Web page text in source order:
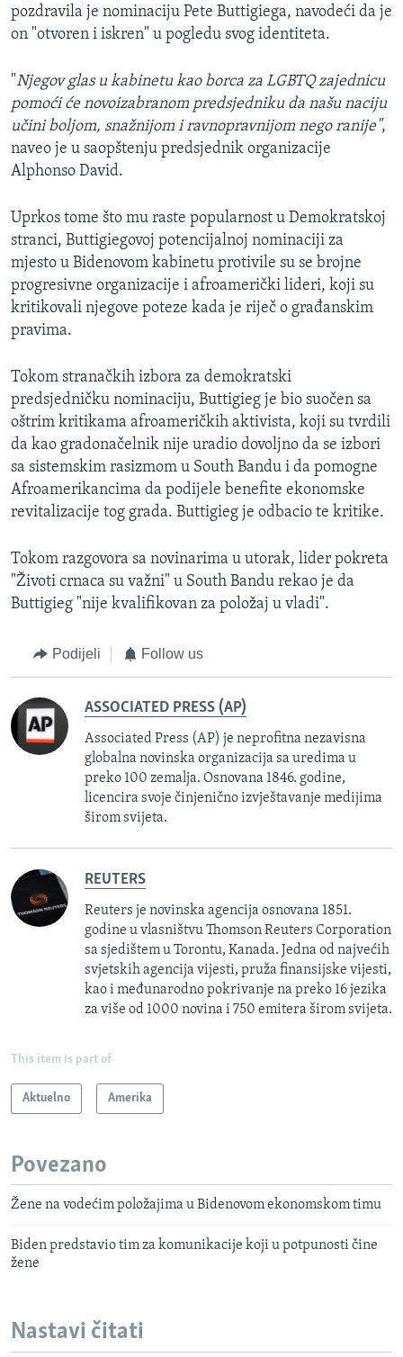
pozdravila je nominaciju Pete Buttigiega, navodeći da je
on "otvoren i iskren" u pogledu svog identiteta.
"Njegov glas u kabinetu kao borca za LGBTQ zajednicu
pomoći će novoizabranom predsjedniku da našu naciju
učini boljom, snažnijom i ravnopravnijom nego ranije",
naveo je u saopštenju predsjednik organizacije
Alphonso David.
Uprkos tome što mu raste popularnost u Demokratskoj
stranci, Buttigiegovoj potencijalnoj nominaciji za
mjesto u Bidenovom kabinetu protivile su se brojne
progresivne organizacije i afroamerički lideri, koji su
kritikovali njegove poteze kada je riječ o građanskim
pravima.
Tokom stranačkih izbora za demokratski
predsjedničku nominaciju, Buttigieg je bio suočen sa
oštrim kritikama afroameričkih aktivista, koji su tvrdili
da kao gradonačelnik nije uradio dovoljno da se izbori
sa sistemskim rasizmom u South Bandu i da pomogne
Afroamerikancima da podijele benefite ekonomske
revitalizacije tog grada. Buttigieg je odbacio te kritike.
Tokom razgovora sa novinarima u utorak, lider pokreta
"Životi crnaca su važni" u South Bandu rekao je da
Buttigieg "nije kvalifikovan za položaj u vladi".
Podijeli Follow us
ASSOCIATED PRESS (AP)
Associated Press (AP) je neprofitna nezavisna
globalna novinska organizacija sa uredima u
preko 100 zemalja. Osnovana 1846. godine,
licencira svoje činjenično izvještavanje medijima
širom svijeta.
REUTERS
Reuters je novinska agencija osnovana 1851.
godine u vlasništvu Thomson Reuters Corporation
sa sjedištem u Torontu, Kanada. Jedna od najvećih
svjetskih agencija vijesti, pruža finansijske vijesti,
kao i međunarodno pokrivanje na preko 16 jezika
za više od 1000 novina i 750 emitera širom svijeta.
This item is part of
Aktuelno Amerika
Povezano
Žene na vodećim položajima u Bidenovom ekonomskom timu
Biden predstavio tim za komunikacije koji u potpunosti čine
žene
Nastavi čitati